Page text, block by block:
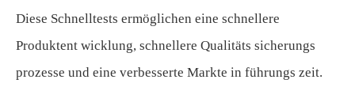
Diese Schnelltests ermöglichen eine schnellere
Produktent wicklung, schnellere Qualitäts sicherungs
prozesse und eine verbesserte Markte in führungs zeit.